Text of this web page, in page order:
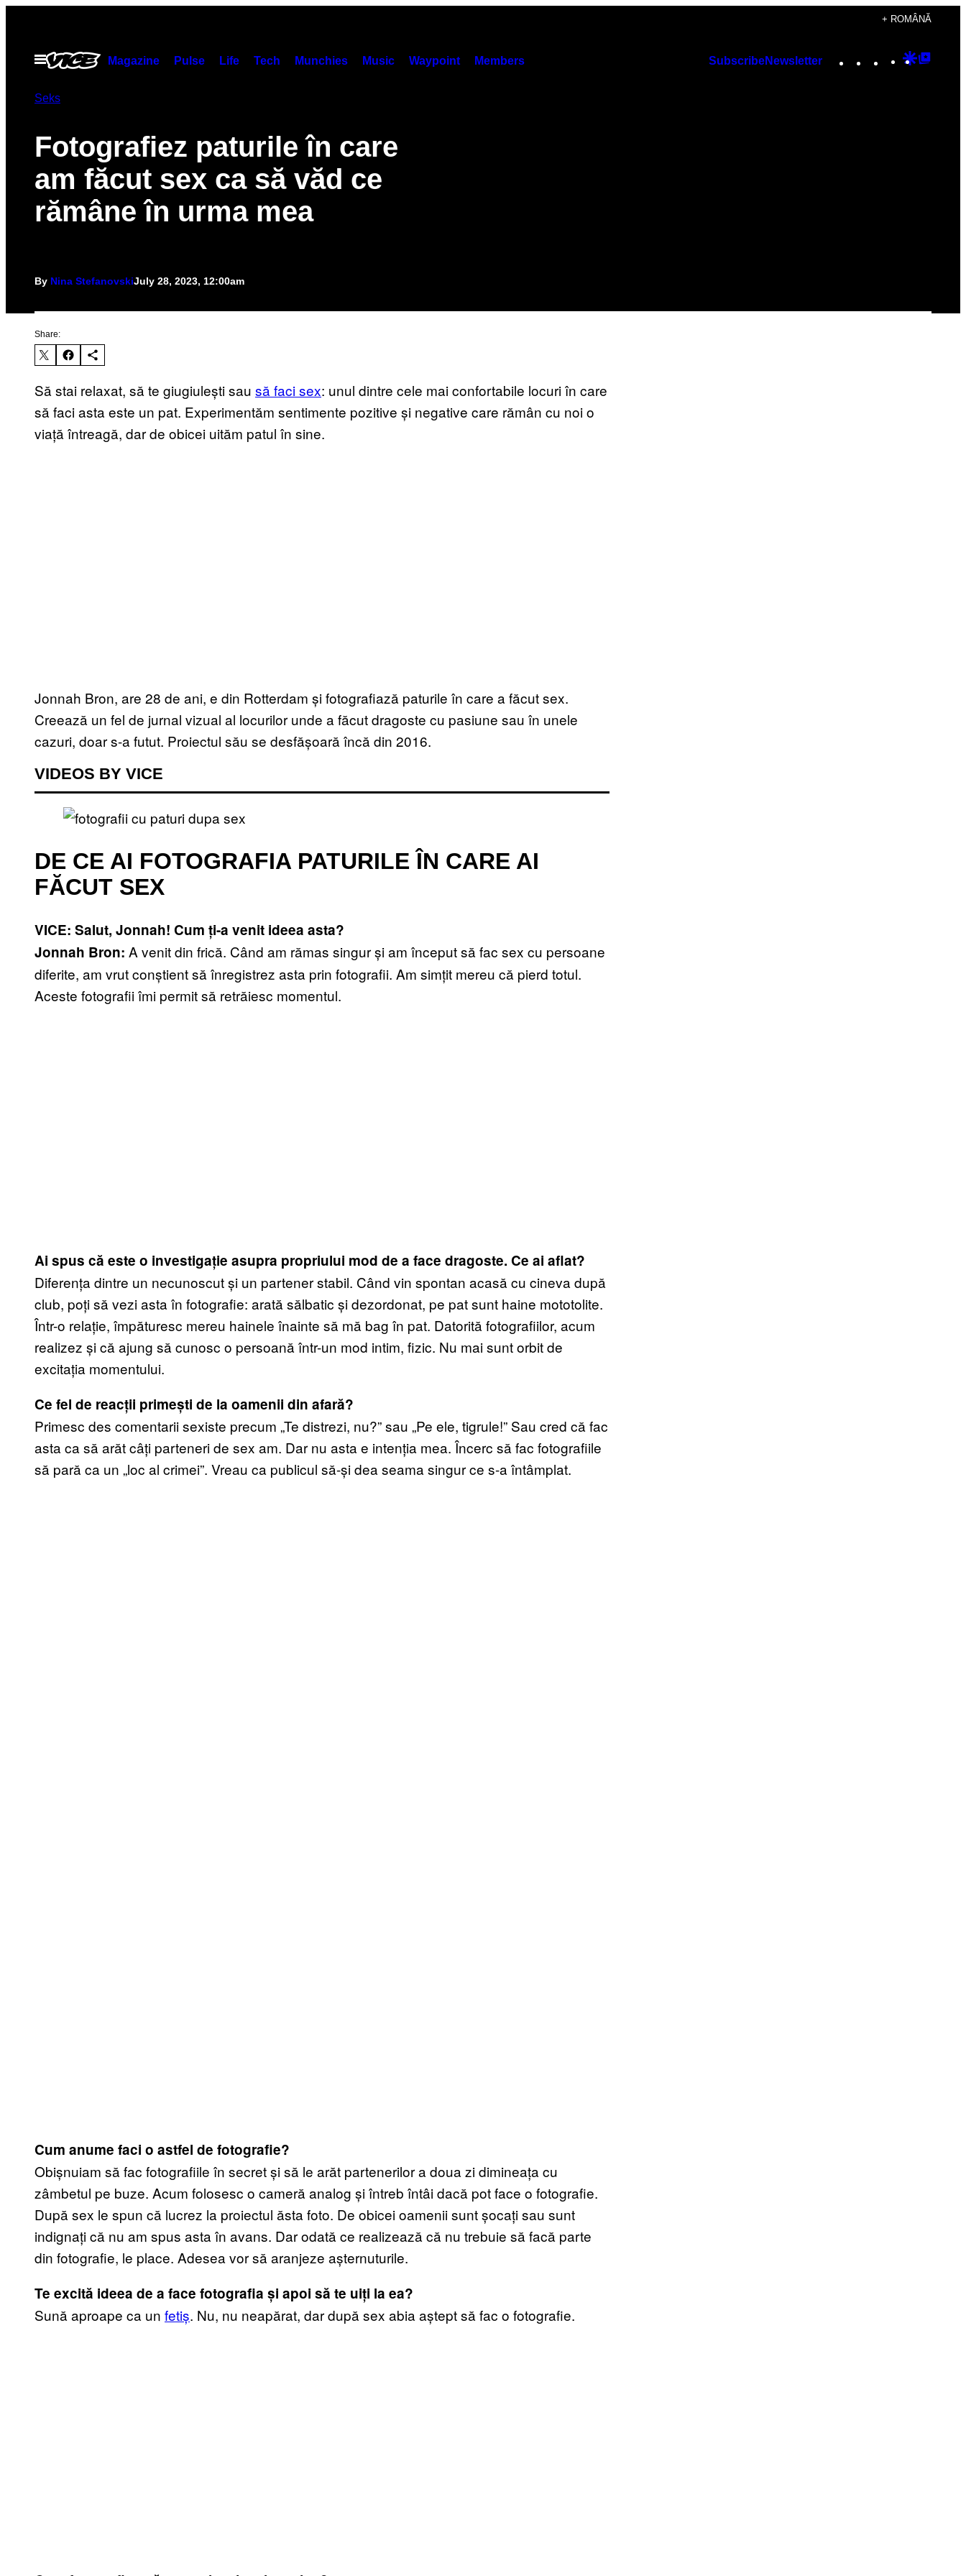
content
+ ROMÂNĂ
Open
Menu
Magazine Pulse Life Tech Munchies Music Waypoint Members SubscribeNewsletter Instagram
TikTok
YouTube
Google
Seks
Fotografiez paturile în care
am făcut sex ca să văd ce
rămâne în urma mea
By Nina StefanovskiJuly 28, 2023, 12:00am
Share:
Să stai relaxat, să te giugiulești sau să faci sex: unul dintre cele mai confortabile locuri în care
să faci asta este un pat. Experimentăm sentimente pozitive și negative care rămân cu noi o
viață întreagă, dar de obicei uităm patul în sine.
Jonnah Bron, are 28 de ani, e din Rotterdam și fotografiază paturile în care a făcut sex.
Creează un fel de jurnal vizual al locurilor unde a făcut dragoste cu pasiune sau în unele
cazuri, doar s-a futut. Proiectul său se desfășoară încă din 2016.
VIDEOS BY VICE
DE CE AI FOTOGRAFIA PATURILE ÎN CARE AI
FĂCUT SEX
VICE: Salut, Jonnah! Cum ți-a venit ideea asta?
Jonnah Bron: A venit din frică. Când am rămas singur și am început să fac sex cu persoane
diferite, am vrut conștient să înregistrez asta prin fotografii. Am simțit mereu că pierd totul.
Aceste fotografii îmi permit să retrăiesc momentul.
Ai spus că este o investigație asupra propriului mod de a face dragoste. Ce ai aflat?
Diferența dintre un necunoscut și un partener stabil. Când vin spontan acasă cu cineva după
club, poți să vezi asta în fotografie: arată sălbatic și dezordonat, pe pat sunt haine mototolite.
Într-o relație, împăturesc mereu hainele înainte să mă bag în pat. Datorită fotografiilor, acum
realizez și că ajung să cunosc o persoană într-un mod intim, fizic. Nu mai sunt orbit de
excitația momentului.
Ce fel de reacții primești de la oamenii din afară?
Primesc des comentarii sexiste precum „Te distrezi, nu?” sau „Pe ele, tigrule!” Sau cred că fac
asta ca să arăt câți parteneri de sex am. Dar nu asta e intenția mea. Încerc să fac fotografiile
să pară ca un „loc al crimei”. Vreau ca publicul să-și dea seama singur ce s-a întâmplat.
Cum anume faci o astfel de fotografie?
Obișnuiam să fac fotografiile în secret și să le arăt partenerilor a doua zi dimineața cu
zâmbetul pe buze. Acum folosesc o cameră analog și întreb întâi dacă pot face o fotografie.
După sex le spun că lucrez la proiectul ăsta foto. De obicei oamenii sunt șocați sau sunt
indignați că nu am spus asta în avans. Dar odată ce realizează că nu trebuie să facă parte
din fotografie, le place. Adesea vor să aranjeze așternuturile.
Te excită ideea de a face fotografia și apoi să te uiți la ea?
Sună aproape ca un fetiș. Nu, nu neapărat, dar după sex abia aștept să fac o fotografie.